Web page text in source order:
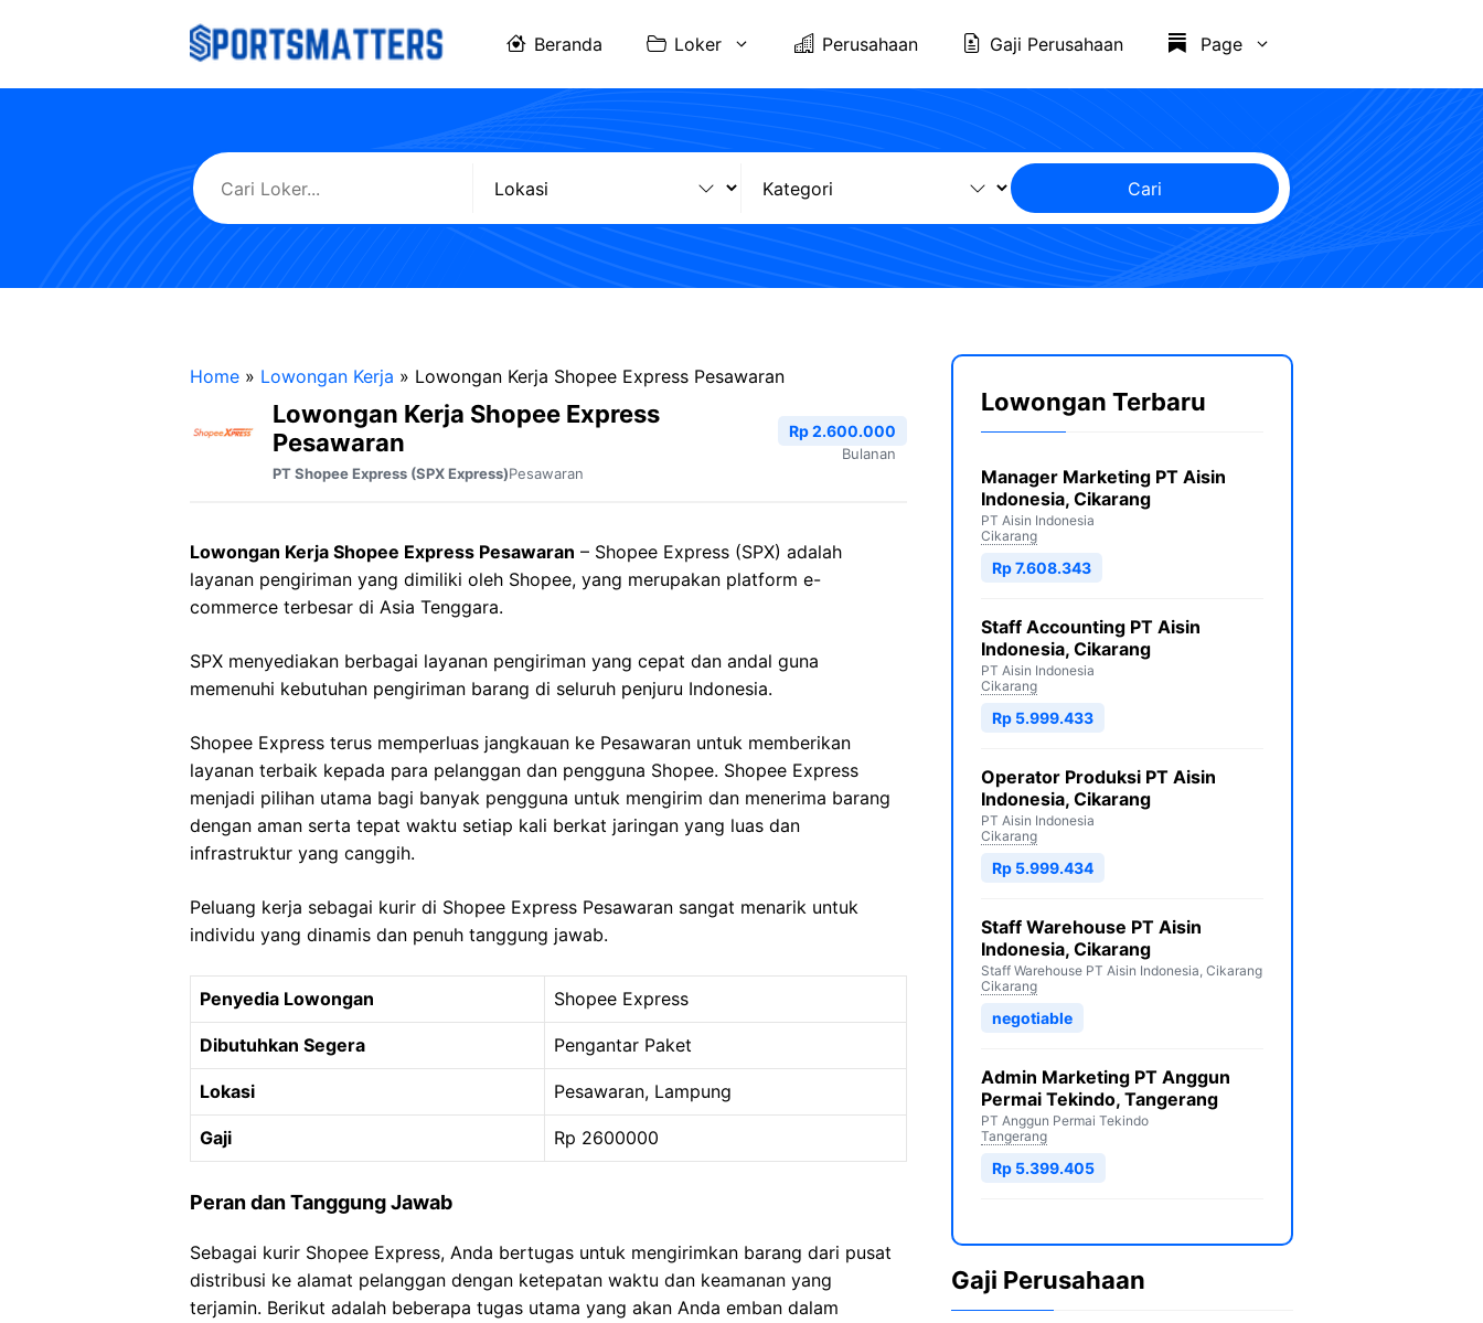
Beranda Loker Perusahaan Gaji Perusahaan Page
Cari
Home » Lowongan Kerja » Lowongan Kerja Shopee Express Pesawaran
Lowongan Kerja Shopee Express
Pesawaran
PT Shopee Express (SPX Express)Pesawaran
Rp 2.600.000
Bulanan
Lowongan Kerja Shopee Express Pesawaran – Shopee Express (SPX) adalah
layanan pengiriman yang dimiliki oleh Shopee, yang merupakan platform e-
commerce terbesar di Asia Tenggara.
SPX menyediakan berbagai layanan pengiriman yang cepat dan andal guna
memenuhi kebutuhan pengiriman barang di seluruh penjuru Indonesia.
Shopee Express terus memperluas jangkauan ke Pesawaran untuk memberikan
layanan terbaik kepada para pelanggan dan pengguna Shopee. Shopee Express
menjadi pilihan utama bagi banyak pengguna untuk mengirim dan menerima barang
dengan aman serta tepat waktu setiap kali berkat jaringan yang luas dan
infrastruktur yang canggih.
Peluang kerja sebagai kurir di Shopee Express Pesawaran sangat menarik untuk
individu yang dinamis dan penuh tanggung jawab.
Penyedia Lowongan Shopee Express
Dibutuhkan Segera Pengantar Paket
Lokasi Pesawaran, Lampung
Gaji Rp 2600000
Peran dan Tanggung Jawab
Sebagai kurir Shopee Express, Anda bertugas untuk mengirimkan barang dari pusat
distribusi ke alamat pelanggan dengan ketepatan waktu dan keamanan yang
terjamin. Berikut adalah beberapa tugas utama yang akan Anda emban dalam
Lowongan Terbaru
Manager Marketing PT Aisin
Indonesia, Cikarang
PT Aisin Indonesia
Cikarang
Rp 7.608.343
Staff Accounting PT Aisin
Indonesia, Cikarang
PT Aisin Indonesia
Cikarang
Rp 5.999.433
Operator Produksi PT Aisin
Indonesia, Cikarang
PT Aisin Indonesia
Cikarang
Rp 5.999.434
Staff Warehouse PT Aisin
Indonesia, Cikarang
Staff Warehouse PT Aisin Indonesia, Cikarang
Cikarang
negotiable
Admin Marketing PT Anggun
Permai Tekindo, Tangerang
PT Anggun Permai Tekindo
Tangerang
Rp 5.399.405
Gaji Perusahaan